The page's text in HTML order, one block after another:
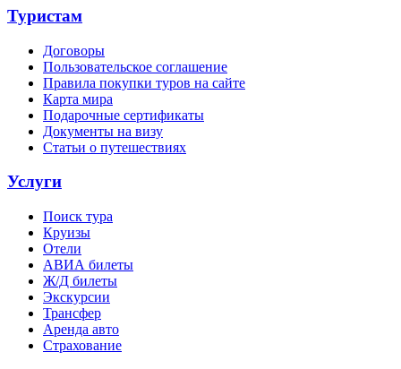
Туристам
Договоры
Пользовательское соглашение
Правила покупки туров на сайте
Карта мира
Подарочные сертификаты
Документы на визу
Статьи о путешествиях
Услуги
Поиск тура
Круизы
Отели
АВИА билеты
Ж/Д билеты
Экскурсии
Трансфер
Аренда авто
Страхование